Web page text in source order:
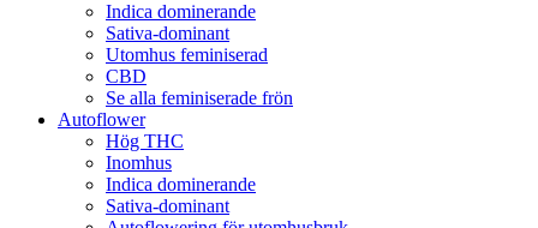
Indica dominerande
Sativa-dominant
Utomhus feminiserad
CBD
Se alla feminiserade frön
Autoflower
Hög THC
Inomhus
Indica dominerande
Sativa-dominant